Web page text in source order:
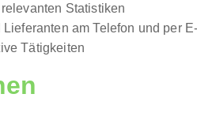
Statistiken
am Telefon und per
Tätigkeiten